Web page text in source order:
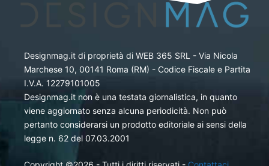
Designmag.it di proprietà di WEB 365 SRL - Via Nicola
Marchese 10, 00141 Roma (RM) - Codice Fiscale e Partita
I.V.A. 12279101005
Designmag.it non è una testata giornalistica, in quanto
viene aggiornato senza alcuna periodicità. Non può
pertanto considerarsi un prodotto editoriale ai sensi della
legge n. 62 del 07.03.2001